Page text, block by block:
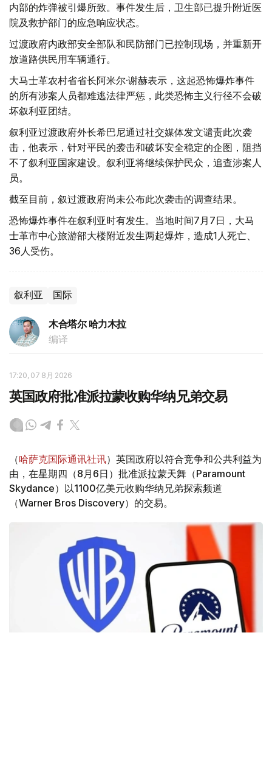
内部的炸弹被引爆所致。事件发生后，卫生部已提升附近医
院及救护部门的应急响应状态。
过渡政府内政部安全部队和民防部门已控制现场，并重新开
放道路供民用车辆通行。
大马士革农村省省长阿米尔·谢赫表示，这起恐怖爆炸事件
的所有涉案人员都难逃法律严惩，此类恐怖主义行径不会破
坏叙利亚团结。
叙利亚过渡政府外长希巴尼通过社交媒体发文谴责此次袭
击，他表示，针对平民的袭击和破坏安全稳定的企图，阻挡
不了叙利亚国家建设。叙利亚将继续保护民众，追查涉案人
员。
截至目前，叙过渡政府尚未公布此次袭击的调查结果。
恐怖爆炸事件在叙利亚时有发生。当地时间7月7日，大马
士革市中心旅游部大楼附近发生两起爆炸，造成1人死亡、
36人受伤。
叙利亚 国际
木合塔尔 哈力木拉
编译
17:20, 07 8月 2026
英国政府批准派拉蒙收购华纳兄弟交易
（哈萨克国际通讯社讯）英国政府以符合竞争和公共利益为
由，在星期四（8月6日）批准派拉蒙天舞（Paramount
Skydance）以1100亿美元收购华纳兄弟探索频道
（Warner Bros Discovery）的交易。